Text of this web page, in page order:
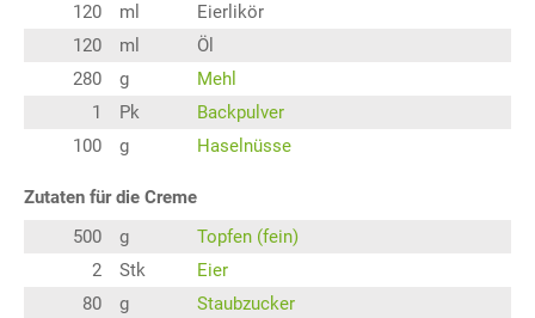
120
ml
Eierlikör
120
ml
Öl
280
g
Mehl
1
Pk
Backpulver
100
g Haselnüsse
Zutaten für die Creme
500
g
Topfen (fein)
2
Stk
Eier
80
g
Staubzucker